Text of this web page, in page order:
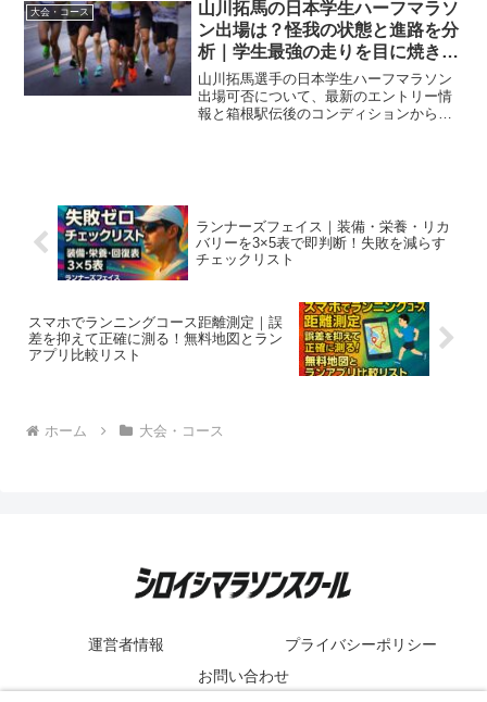
大会・コース
山川拓馬の日本学生ハーフマラソ
ン出場は？怪我の状態と進路を分
析｜学生最強の走りを目に焼き付
けろ
山川拓馬選手の日本学生ハーフマラソン
出場可否について、最新のエントリー情
報と箱根駅伝後のコンディションから徹
ランナーズフェイス｜装備・栄養・リカ
バリーを3×5表で即判断！失敗を減らす
チェックリスト
スマホでランニングコース距離測定｜誤
差を抑えて正確に測る！無料地図とラン
アプリ比較リスト
ホーム 大会・コース
運営者情報
プライバシーポリシー
お問い合わせ